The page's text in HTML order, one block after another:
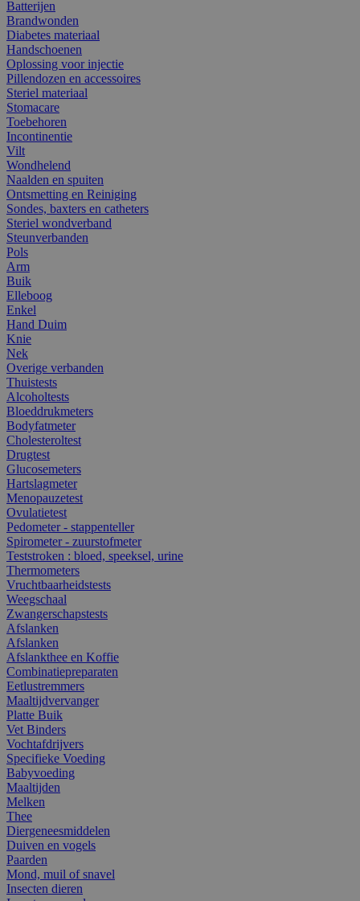
Batterijen
Brandwonden
Diabetes materiaal
Handschoenen
Oplossing voor injectie
Pillendozen en accessoires
Steriel materiaal
Stomacare
Toebehoren
Incontinentie
Vilt
Wondhelend
Naalden en spuiten
Ontsmetting en Reiniging
Sondes, baxters en catheters
Steriel wondverband
Steunverbanden
Pols
Arm
Buik
Elleboog
Enkel
Hand Duim
Knie
Nek
Overige verbanden
Thuistests
Alcoholtests
Bloeddrukmeters
Bodyfatmeter
Cholesteroltest
Drugtest
Glucosemeters
Hartslagmeter
Menopauzetest
Ovulatietest
Pedometer - stappenteller
Spirometer - zuurstofmeter
Teststroken : bloed, speeksel, urine
Thermometers
Vruchtbaarheidstests
Weegschaal
Zwangerschapstests
Afslanken
Afslanken
Afslankthee en Koffie
Combinatiepreparaten
Eetlustremmers
Maaltijdvervanger
Platte Buik
Vet Binders
Vochtafdrijvers
Specifieke Voeding
Babyvoeding
Maaltijden
Melken
Thee
Diergeneesmiddelen
Duiven en vogels
Paarden
Mond, muil of snavel
Insecten dieren